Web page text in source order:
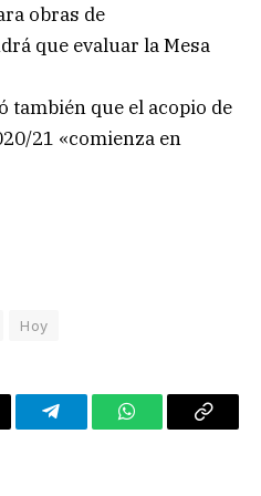
obras de
que evaluar la Mesa
también que el acopio de
21 «comienza en
Hoy
TelegramWhatsAppCopy